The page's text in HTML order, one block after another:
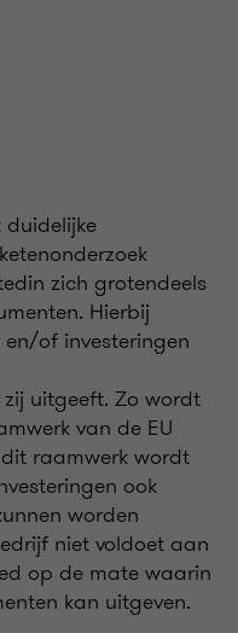
duidelijke
zich grotendeels
Hierbij
of investeringen
uitgeeft. Zo wordt
van de EU
raamwerk wordt
ook
worden
niet voldoet aan
op de mate waarin
kan uitgeven.